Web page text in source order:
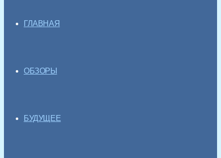
ГЛАВНАЯ
ОБЗОРЫ
БУДУЩЕЕ